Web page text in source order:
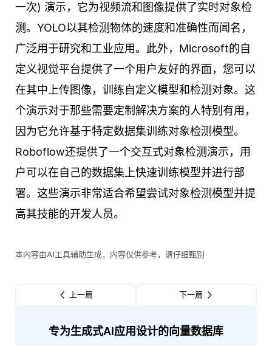
一次) 演示，它为视频流和图像提供了实时对象检
测。YOLO以其检测物体的速度和准确性而闻名，
广泛用于研究和工业应用。此外，Microsoft的自
定义视觉平台提供了一个用户友好的界面，您可以
在其中上传图像，训练自定义模型和检测对象。这
个演示对于那些需要定制解决方案的人特别有用，
因为它允许基于特定数据集训练对象检测模型。
Roboflow还提供了一个交互式对象检测演示，用
户可以在自己的数据集上快速训练模型并进行部
署。这些演示非常适合希望尝试对象检测模型并提
高其技能的开发人员。
本内容由AI工具辅助生成，内容仅供参考，请仔细甄别
上一篇 下一篇
专为生成式AI应用设计的向量数据库